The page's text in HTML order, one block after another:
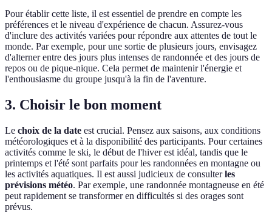
Pour établir cette liste, il est essentiel de prendre en compte les
préférences et le niveau d'expérience de chacun. Assurez-vous
d'inclure des activités variées pour répondre aux attentes de tout le
monde. Par exemple, pour une sortie de plusieurs jours, envisagez
d'alterner entre des jours plus intenses de randonnée et des jours de
repos ou de pique-nique. Cela permet de maintenir l'énergie et
l'enthousiasme du groupe jusqu'à la fin de l'aventure.
3. Choisir le bon moment
Le choix de la date est crucial. Pensez aux saisons, aux conditions
météorologiques et à la disponibilité des participants. Pour certaines
activités comme le ski, le début de l'hiver est idéal, tandis que le
printemps et l'été sont parfaits pour les randonnées en montagne ou
les activités aquatiques. Il est aussi judicieux de consulterles
prévisions météo. Par exemple, une randonnée montagneuse en été
peut rapidement se transformer en difficultés si des orages sont
prévus.